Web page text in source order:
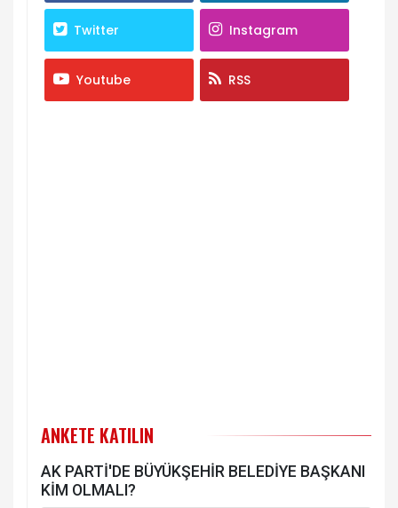
Twitter Instagram
Youtube RSS
ANKETE KATILIN
AK PARTİ'DE BÜYÜKŞEHİR BELEDİYE BAŞKANI
KİM OLMALI?